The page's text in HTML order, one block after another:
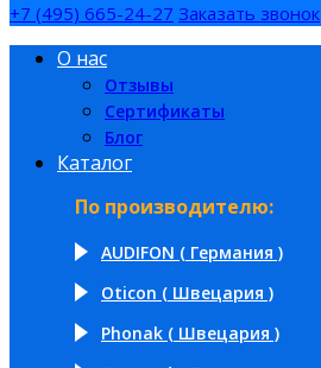
+7 (495) 665-24-27 Заказать звонок
О нас
Отзывы
Сертификаты
Блог
Каталог
По производителю:
AUDIFON ( Германия )
Oticon ( Швецария )
Phonak ( Швецария )